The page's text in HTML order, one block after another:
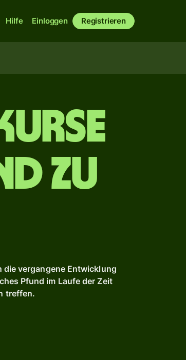
Hilfe Einloggen Registrieren
zu
vergangene Entwicklung
Pfund im Laufe der Zeit
treffen.